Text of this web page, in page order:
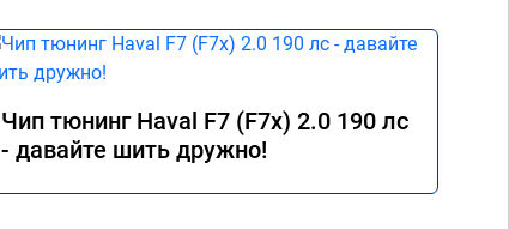
Чип тюнинг Haval F7 (F7x) 2.0 190 лс
- давайте шить дружно!